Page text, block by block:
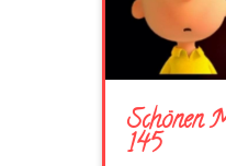
Schönen
145